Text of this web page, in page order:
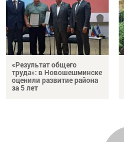
«Результат общего
труда»: в Новошешминске
оценили развитие района
за 5 лет